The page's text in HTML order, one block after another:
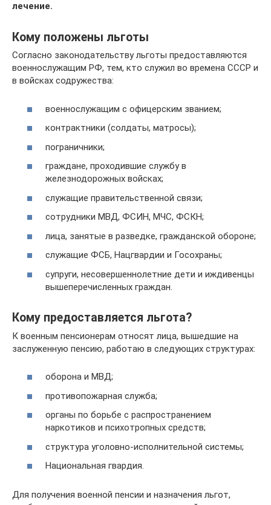
лечение.
Кому положены льготы
Согласно законодательству льготы предоставляются
военнослужащим РФ, тем, кто служил во времена СССР и
в войсках содружества:
военнослужащим с офицерским званием;
контрактники (солдаты, матросы);
пограничники;
граждане, проходившие службу в
железнодорожных войсках;
служащие правительственной связи;
сотрудники МВД, ФСИН, МЧС, ФСКН;
лица, занятые в разведке, гражданской обороне;
служащие ФСБ, Нацгвардии и Госохраны;
супруги, несовершеннолетние дети и иждивенцы
вышеперечисленных граждан.
Кому предоставляется льгота?
К военным пенсионерам относят лица, вышедшие на
заслуженную пенсию, работаю в следующих структурах:
оборона и МВД;
противопожарная служба;
органы по борьбе с распространением
наркотиков и психотропных средств;
структура уголовно-исполнительной системы;
Национальная гвардия.
Для получения военной пенсии и назначения льгот,